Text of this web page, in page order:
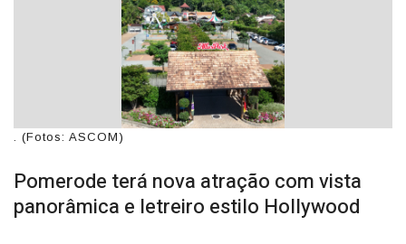
. (Fotos: ASCOM)
Pomerode terá nova atração com vista
panorâmica e letreiro estilo Hollywood